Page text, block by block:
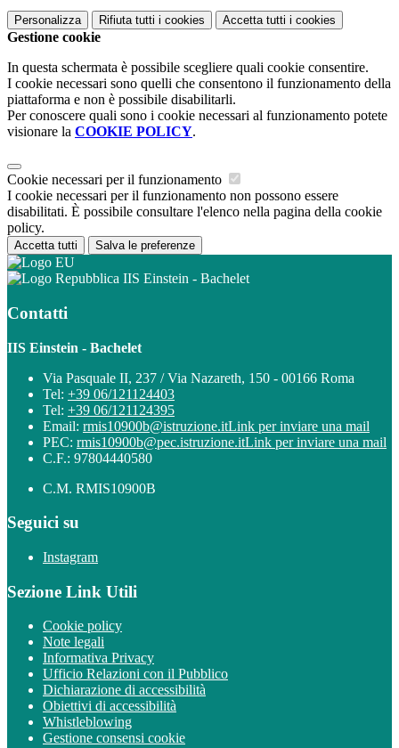
Personalizza Rifiuta tutti i cookies Accetta tutti i cookies
Gestione cookie
In questa schermata è possibile scegliere quali cookie consentire.
I cookie necessari sono quelli che consentono il funzionamento della
piattaforma e non è possibile disabilitarli.
Per conoscere quali sono i cookie necessari al funzionamento potete
visionare la COOKIE POLICY.
Cookie necessari per il funzionamento
I cookie necessari per il funzionamento non possono essere
disabilitati. È possibile consultare l'elenco nella pagina della cookie
policy.
Accetta tutti Salva le preferenze
IIS Einstein - Bachelet
Contatti
IIS Einstein - Bachelet
Via Pasquale II, 237 / Via Nazareth, 150 - 00166 Roma
Tel: +39 06/121124403
Tel: +39 06/121124395
Email: rmis10900b@istruzione.itLink per inviare una mail
PEC: rmis10900b@pec.istruzione.itLink per inviare una mail
C.F.: 97804440580
C.M. RMIS10900B
Seguici su
Instagram
Sezione Link Utili
Cookie policy
Note legali
Informativa Privacy
Ufficio Relazioni con il Pubblico
Dichiarazione di accessibilità
Obiettivi di accessibilità
Whistleblowing
Gestione consensi cookie